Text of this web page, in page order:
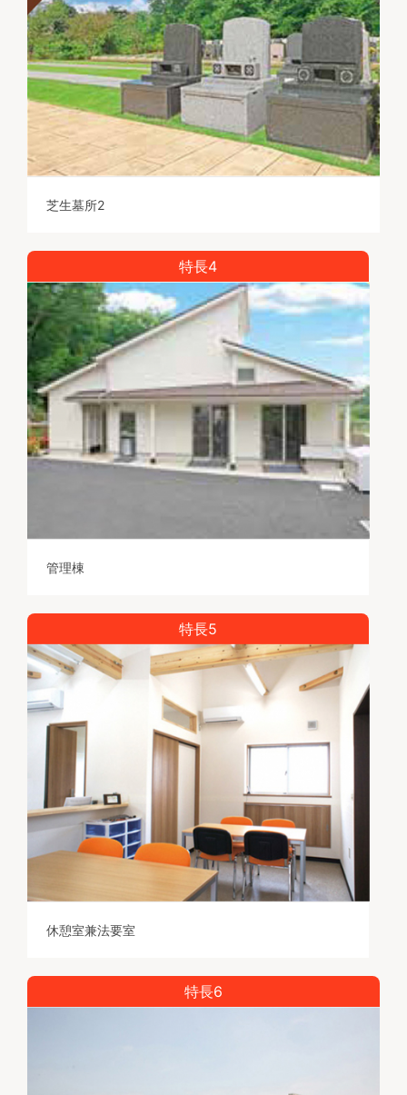
芝生墓所2
特長4
管理棟
特長5
休憩室兼法要室
特長6